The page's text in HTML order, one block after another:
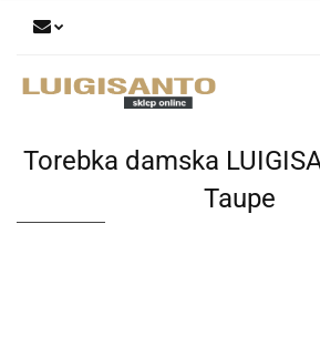
Dodaj
Torebka damska
Taupe